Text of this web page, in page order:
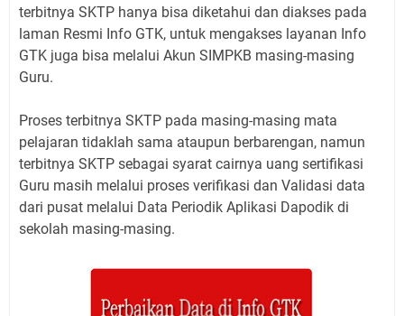
terbitnya SKTP hanya bisa diketahui dan diakses pada
laman Resmi Info GTK, untuk mengakses layanan Info
GTK juga bisa melalui Akun SIMPKB masing-masing
Guru.
Proses terbitnya SKTP pada masing-masing mata
pelajaran tidaklah sama ataupun berbarengan, namun
terbitnya SKTP sebagai syarat cairnya uang sertifikasi
Guru masih melalui proses verifikasi dan Validasi data
dari pusat melalui Data Periodik Aplikasi Dapodik di
sekolah masing-masing.